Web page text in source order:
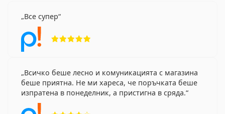
Все супер
Всичко беше лесно и комуникацията с магазина
беше приятна. Не ми хареса, че поръчката беше
изпратена в понеделник, а пристигна в сряда.